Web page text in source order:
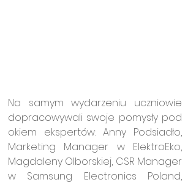
Na samym wydarzeniu uczniowie
dopracowywali swoje pomysły pod
okiem ekspertów: Anny Podsiadło,
Marketing Manager w ElektroEko,
Magdaleny Olborskiej, CSR Manager
w Samsung Electronics Poland,